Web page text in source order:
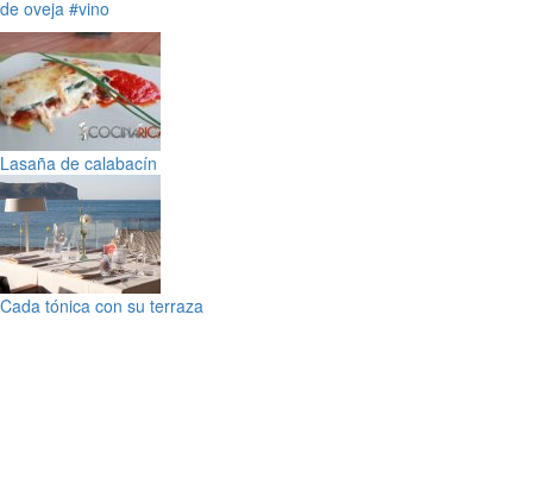
de oveja #vino
Lasaña de calabacín
Cada tónica con su terraza